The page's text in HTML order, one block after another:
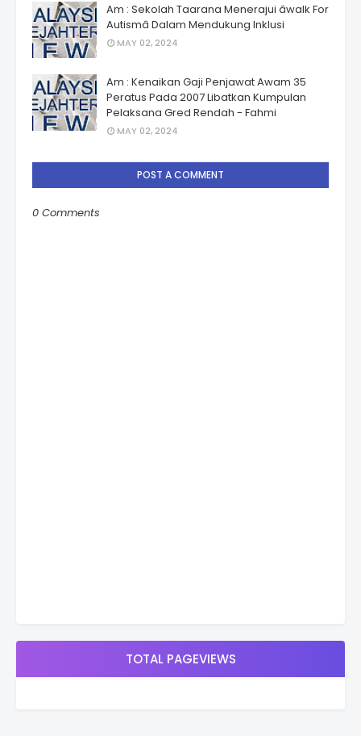
Am : Sekolah Taarana Menerajui âwalk For
Autismâ Dalam Mendukung Inklusi
MAY 02, 2024
Am : Kenaikan Gaji Penjawat Awam 35
Peratus Pada 2007 Libatkan Kumpulan
Pelaksana Gred Rendah - Fahmi
MAY 02, 2024
POST A COMMENT
0 Comments
TOTAL PAGEVIEWS